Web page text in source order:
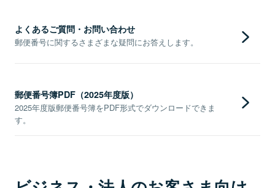
よくあるご質問・お問い合わせ
郵便番号に関するさまざまな疑問にお答えします。
郵便番号簿PDF（2025年度版）
2025年度版郵便番号簿をPDF形式でダウンロードできま
す。